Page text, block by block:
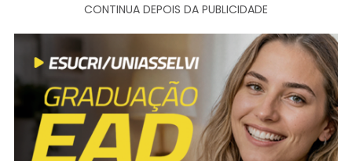
CONTINUA DEPOIS DA PUBLICIDADE